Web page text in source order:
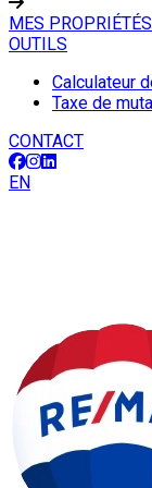
MES PROPRIÉTÉS
OUTILS
Calculateur
Taxe de
CONTACT
EN